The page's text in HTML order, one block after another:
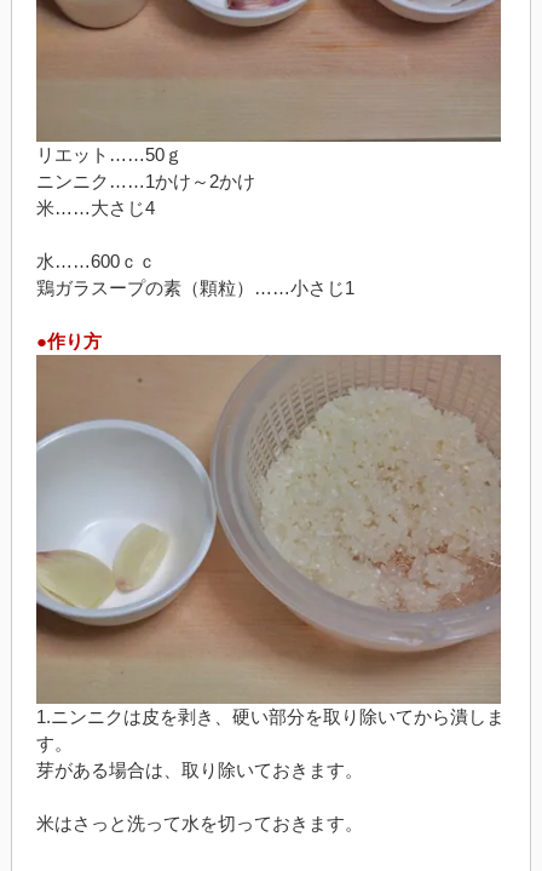
リエット……50ｇ
ニンニク……1かけ～2かけ
米……大さじ4
水……600ｃｃ
鶏ガラスープの素（顆粒）……小さじ1
●作り方
1.ニンニクは皮を剥き、硬い部分を取り除いてから潰しま
す。
芽がある場合は、取り除いておきます。
米はさっと洗って水を切っておきます。